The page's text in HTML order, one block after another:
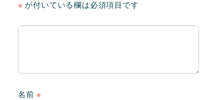
※ が付いている欄は必須項目です
名前※